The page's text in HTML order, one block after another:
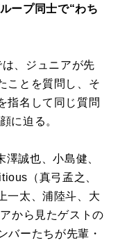
ープ同士で“わち
、ジュニアが先
ことを質問し、そ
指名して同じ質問
に迫る。
誠也、小島健、
（真弓孟之、
一太、浦陸斗、大
から見たゲストの
バーたちが先輩・